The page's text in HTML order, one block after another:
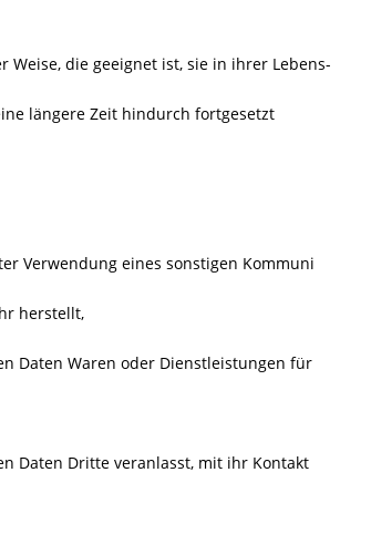
Weise, die geeignet ist, sie in ihrer Lebens-
längere Zeit hindurch fortgesetzt
Verwendung eines sonstigen Kommuni
herstellt,
Daten Waren oder Dienstleistungen für
Daten Dritte veranlasst, mit ihr Kontakt